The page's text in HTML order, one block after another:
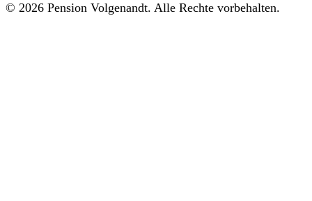
© 2026 Pension Volgenandt. Alle Rechte vorbehalten.